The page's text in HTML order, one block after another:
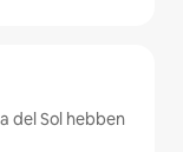
del Sol hebben